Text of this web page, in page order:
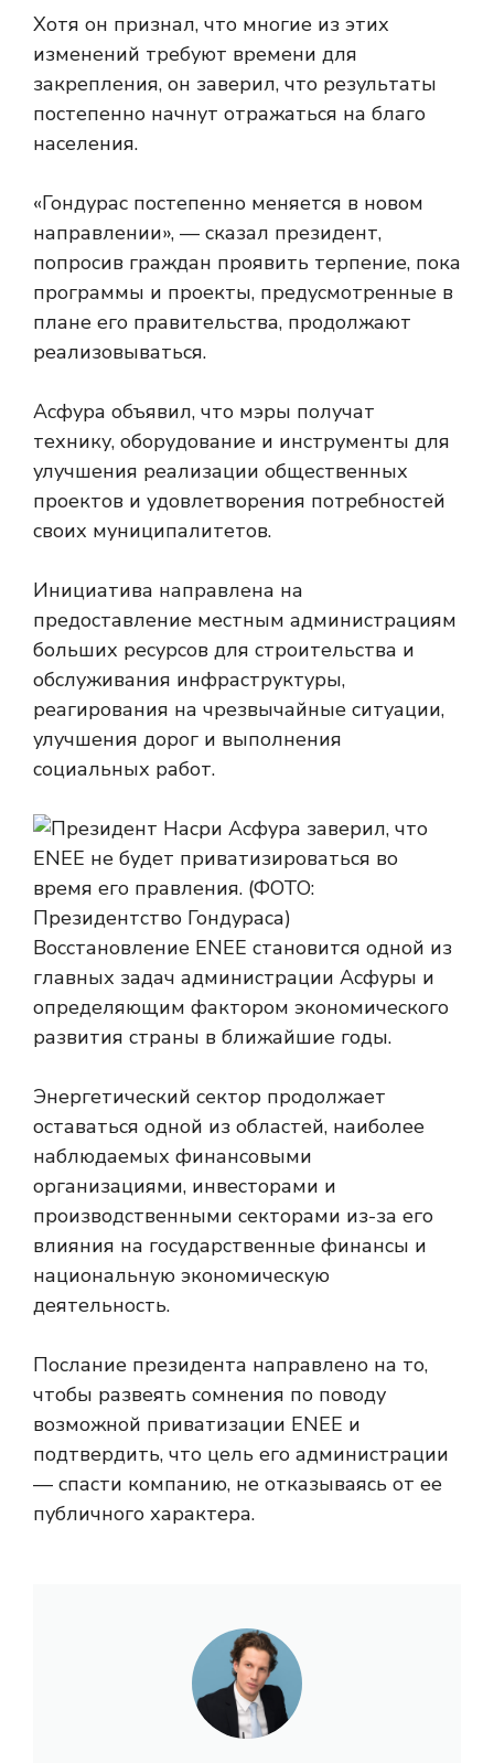
Хотя он признал, что многие из этих
изменений требуют времени для
закрепления, он заверил, что результаты
постепенно начнут отражаться на благо
населения.
«Гондурас постепенно меняется в новом
направлении», — сказал президент,
попросив граждан проявить терпение, пока
программы и проекты, предусмотренные в
плане его правительства, продолжают
реализовываться.
Асфура объявил, что мэры получат
технику, оборудование и инструменты для
улучшения реализации общественных
проектов и удовлетворения потребностей
своих муниципалитетов.
Инициатива направлена ​​на
предоставление местным администрациям
больших ресурсов для строительства и
обслуживания инфраструктуры,
реагирования на чрезвычайные ситуации,
улучшения дорог и выполнения
социальных работ.
Восстановление ENEE становится одной из
главных задач администрации Асфуры и
определяющим фактором экономического
развития страны в ближайшие годы.
Энергетический сектор продолжает
оставаться одной из областей, наиболее
наблюдаемых финансовыми
организациями, инвесторами и
производственными секторами из-за его
влияния на государственные финансы и
национальную экономическую
деятельность.
Послание президента направлено на то,
чтобы развеять сомнения по поводу
возможной приватизации ENEE и
подтвердить, что цель его администрации
— спасти компанию, не отказываясь от ее
публичного характера.